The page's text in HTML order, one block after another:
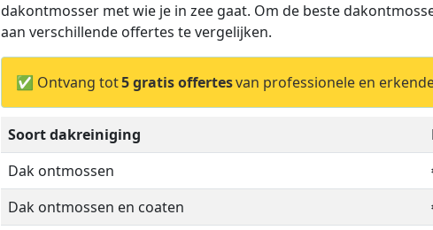
dakontmosser met wie je in zee gaat. Om de beste
aan verschillende offertes te vergelijken.
✅ Ontvang tot5 gratis offertesvan professionele en
Soort dakreiniging
Dak ontmossen
Dak ontmossen en coaten